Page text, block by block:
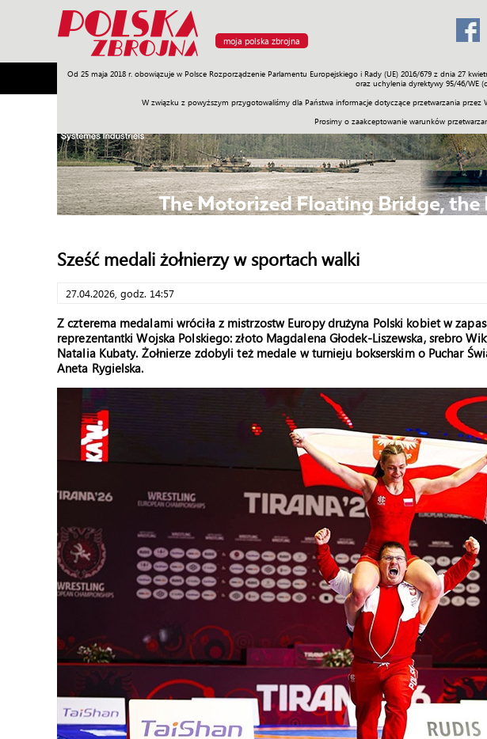
moja polska zbrojna
Od 25 maja 2018 r. obowiązuje w Polsce Rozporządzenie Parlamentu Europejskiego i Rady (UE) 2016/679 z dnia 27
oraz uchylenia dyrektywy 95/46/WE
W związku z powyższym przygotowaliśmy dla Państwa informacje dotyczące przetwarzania
Prosimy o zaakceptowanie warunków
Armia Poligon Sprzęt Misje Polityka Prawo Świat Społeczność
Sześć medali żołnierzy w sportach walki
27.04.2026, godz. 14:57
Z czterema medalami wróciła z mistrzostw Europy drużyna Polski kobiet w
reprezentantki Wojska Polskiego: złoto Magdalena Głodek-Liszewska, srebro
Natalia Kubaty. Żołnierze zdobyli też medale w turnieju bokserskim o Puchar
Aneta Rygielska.